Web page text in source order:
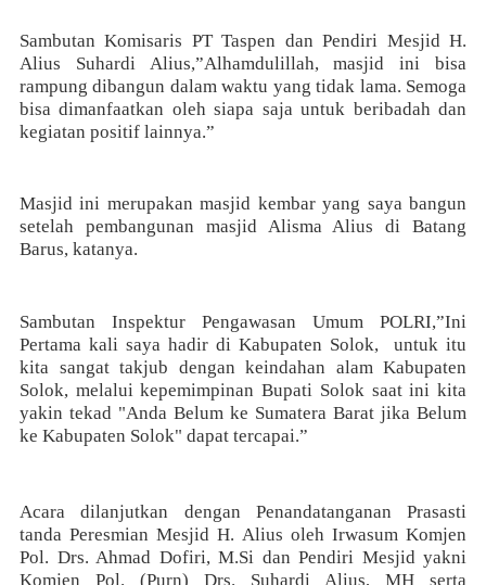
Sambutan Komisaris PT Taspen dan Pendiri Mesjid H.
Alius Suhardi Alius,”Alhamdulillah, masjid ini bisa
rampung dibangun dalam waktu yang tidak lama. Semoga
bisa dimanfaatkan oleh siapa saja untuk beribadah dan
kegiatan positif lainnya.”
Masjid ini merupakan masjid kembar yang saya bangun
setelah pembangunan masjid Alisma Alius di Batang
Barus, katanya.
Sambutan Inspektur Pengawasan Umum POLRI,”Ini
Pertama kali saya hadir di Kabupaten Solok,
untuk itu
kita sangat takjub dengan keindahan alam Kabupaten
Solok, melalui kepemimpinan Bupati Solok saat ini kita
yakin tekad "Anda Belum ke Sumatera Barat jika Belum
ke Kabupaten Solok" dapat tercapai.”
Acara dilanjutkan dengan Penandatanganan Prasasti
tanda Peresmian Mesjid H. Alius oleh Irwasum Komjen
Pol. Drs. Ahmad Dofiri, M.Si dan Pendiri Mesjid yakni
Komjen Pol. (Purn) Drs. Suhardi Alius, MH serta